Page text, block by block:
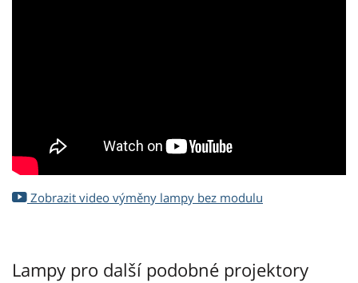
Zobrazit video výměny lampy bez modulu
Lampy pro další podobné projektory